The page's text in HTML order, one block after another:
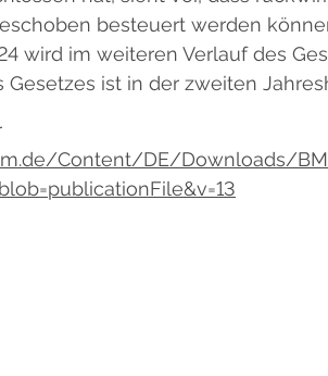
besteuert werden
wird im weiteren Verlauf des
ist in der zweiten
Content/DE/Downloads/